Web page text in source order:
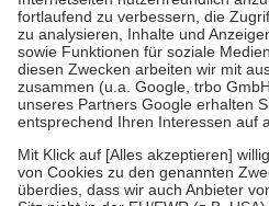
Diese Regeln gelten grundsätzlich
Bei Heilmitteln und häuslicher
Zuzahlung zehn Prozent der Kosten
Verordnung.
Um das Engagement der
stärken und die besondere Stellung
fallenkeine Zuzahlungenan bei:
• Kindern und Jugendlichen bis